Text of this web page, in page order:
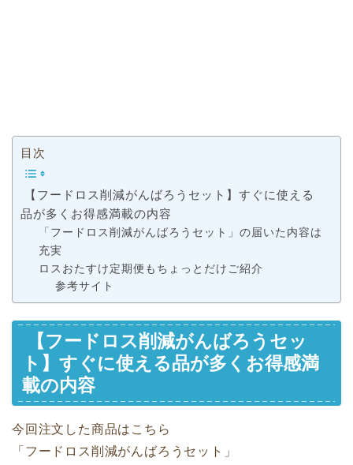
目次
【フードロス削減がんばろうセット】すぐに使える
品が多くお得感満載の内容
「フードロス削減がんばろうセット」の届いた内容は
充実
ロスおたすけ定期便もちょっとだけご紹介
参考サイト
【フードロス削減がんばろうセッ
ト】すぐに使える品が多くお得感満
載の内容
今回注文した商品はこちら
「フードロス削減がんばろうセット」